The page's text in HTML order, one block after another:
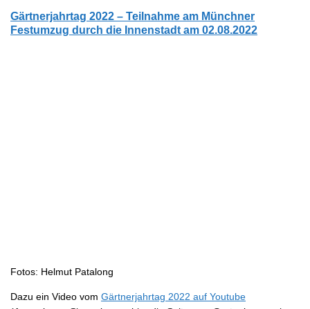
Gärtnerjahrtag 2022 – Teilnahme am Münchner
Festumzug durch die Innenstadt am 02.08.2022
Fotos: Helmut Patalong
Dazu ein Video vom Gärtnerjahrtag 2022 auf Youtube